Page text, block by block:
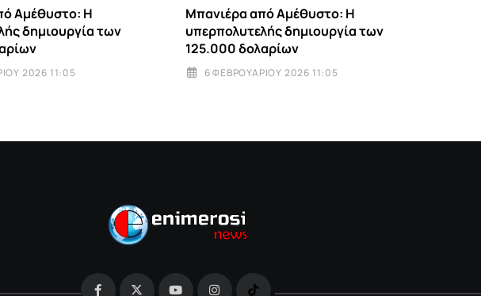
Αμέθυστο: Η
δημιουργία των
2026 11:05
Μπανιέρα από Αμέθυστο: Η
υπερπολυτελής δημιουργία των
125.000 δολαρίων
6 ΦΕΒΡΟΥΑΡΊΟΥ 2026 11:05